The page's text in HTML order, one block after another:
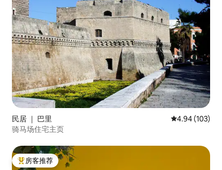
民居 ｜ 巴里 平均评分 4.94
4.94 (103)
骑马场住宅主页
热门「房客推荐」
房客推荐